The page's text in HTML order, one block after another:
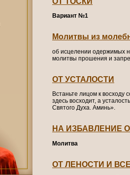
Вариант №1
Молитвы из
об исцелении одержимых
молитвы прошения и
ОТ УСТАЛОСТИ
Встаньте лицом к восходу
здесь восходит, а
Святого Духа. Аминь».
НА ИЗБАВЛЕНИЕ
Молитва
ОТ ЛЕНОСТИ И